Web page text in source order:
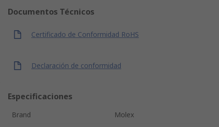
Documentos Técnicos
Certificado de Conformidad RoHS
Declaración de conformidad
Especificaciones
Brand
Molex